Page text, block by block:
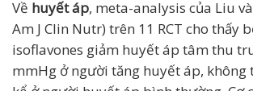
Về huyết áp, meta-analysis của Liu
Am J Clin Nutr) trên 11 RCT cho thấy
isoflavones giảm huyết áp tâm thu
mmHg ở người tăng huyết áp, không